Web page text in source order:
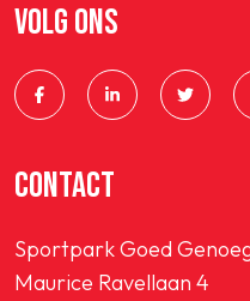
VOLG ONS
CONTACT
Sportpark Goed
Maurice Ravellaan 4